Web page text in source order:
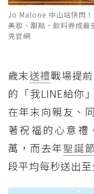
Jo Malone 中山站快閃
美妝、甜點、飲料券成
克官網
歲末送禮戰場提前
的「我LINE給你
在年末向親友、
著祝福的心意禮
萬，而去年聖誕
段平均每秒送出至